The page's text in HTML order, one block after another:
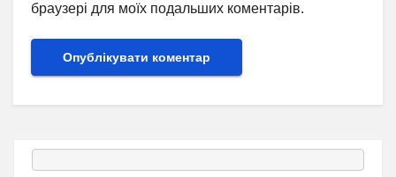
браузері для моїх подальших коментарів.